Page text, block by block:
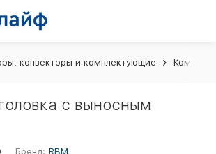
конвекторы и комплектующие
с выносным
Бренд: RBM